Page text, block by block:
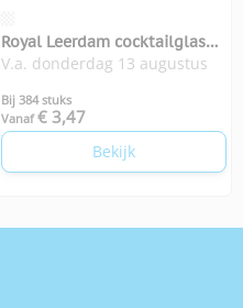
Royal Leerdam cocktailglas
26 cl Mare
V.a. donderdag 13 augustus
Bij 384 stuks
Vanaf € 3,47
Bekijk